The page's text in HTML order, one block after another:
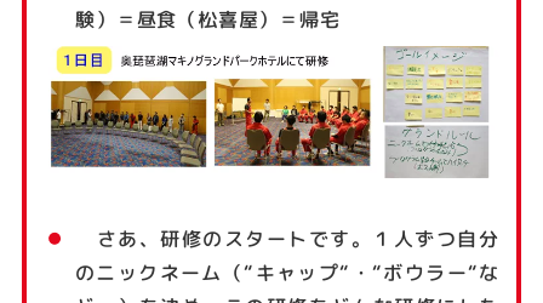
験）＝昼食（松喜屋）＝帰宅
さあ、研修のスタートです。１人ずつ自分
のニックネーム（“キャップ“・“ボウラー“な